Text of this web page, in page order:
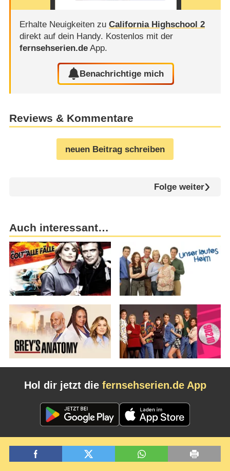
Erhalte Neuigkeiten zu California Highschool 2
direkt auf dein Handy. Kostenlos mit der
fernsehserien.deApp.
Benachrichtige mich
Reviews & Kommentare
neuen Beitrag schreiben
Folge weiter
Auch interessant…
Hol dir jetzt die fernsehserien.de App